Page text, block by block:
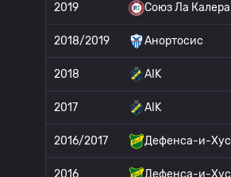
2019 Союз Ла Калера
2018/2019 Анортосис
2018 AIK
2017 AIK
2016/2017 Дефенса-и-
2016 Дефенса-и-